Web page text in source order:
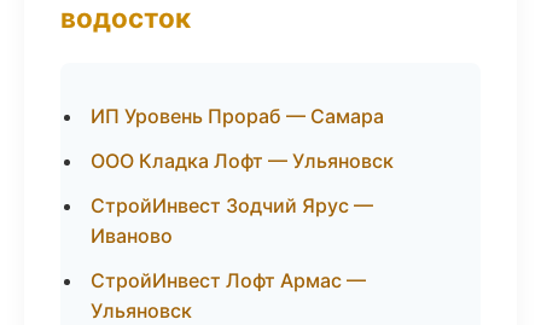
водосток
ИП Уровень Прораб — Самара
ООО Кладка Лофт — Ульяновск
СтройИнвест Зодчий Ярус —
Иваново
СтройИнвест Лофт Армас —
Ульяновск